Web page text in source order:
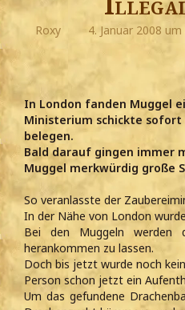
Roxy 4. Januar 2008 um
In London fanden Muggel
Ministerium schickte sofort
belegen.
Bald darauf gingen immer
Muggel merkwürdig große
So veranlasste der
In der Nähe von London
Bei den Muggeln werden
herankommen zu lassen.
Doch bis jetzt wurde noch
Person schon jetzt ein
Um das gefundene